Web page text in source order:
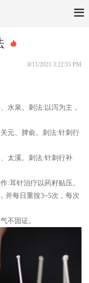
8/11/2021 3:22:55 PM
水泉。刺法:以泻为主，
元、脾俞。刺法:针刺行
太溪。刺法:针刺行补
:耳针治疗以药籽贴压。
并每日重按3~5次，每次
不固证。